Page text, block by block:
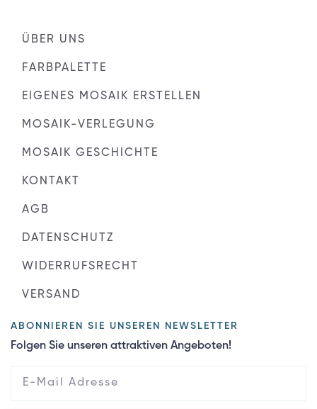
ÜBER UNS
FARBPALETTE
EIGENES MOSAIK ERSTELLEN
MOSAIK-VERLEGUNG
MOSAIK GESCHICHTE
KONTAKT
AGB
DATENSCHUTZ
WIDERRUFSRECHT
VERSAND
ABONNIEREN SIE UNSEREN NEWSLETTER
Folgen Sie unseren attraktiven Angeboten!